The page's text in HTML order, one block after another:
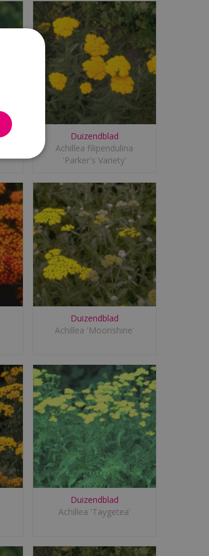
Duizendblad
Achillea filipendulina
'Parker's Variety'
Duizendblad
Achillea 'Moonshine'
Duizendblad
Achillea 'Taygetea'